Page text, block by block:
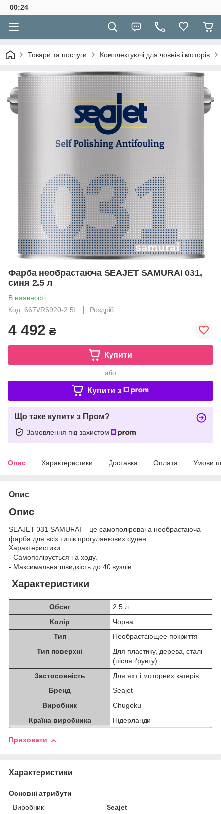
00:24
Товари та послуги Комплектуючі для човнів і моторів
Фарба необрастаюча SEAJET SAMURAI 031,
синя 2.5 л
В наявності
Код: 667VR6920-2.5L
Роздріб
4 492 ₴
Купити
або
Купити з
Що таке купити з Пром?
Замовлення під захистом
Опис Характеристики Доставка Оплата Умови
Опис
Опис
SEAJET 031 SAMURAI – це самополірована необрастаюча
фарба для всіх типів прогулянкових суден.
Характеристики:
- Самополірується на ходу.
- Максимальна швидкість до 40 вузлів.
Характеристики
Обсяг
2.5 л
Колір
Чорна
Тип
Необрастающее покриття
Тип поверхні
Для пластику, дерева, сталі
(після ґрунту)
Застосовність
Для яхт і моторних катерів.
Бренд
Seajet
Виробник
Chugoku
Країна виробника
Нідерланди
Приховати
Характеристики
Основні атрибути
Виробник
Seajet